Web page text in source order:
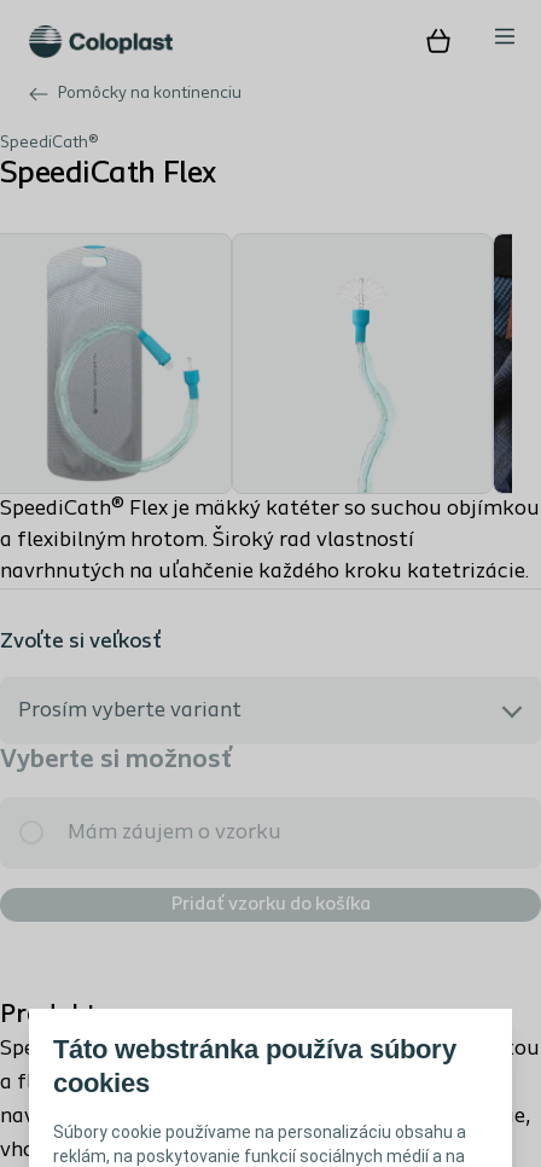
Táto webstránka používa súbory
cookies
Súbory cookie používame na personalizáciu obsahu a
reklám, na poskytovanie funkcií sociálnych médií a na
Pomôcky na kontinenciu
SpeediCath®
SpeediCath Flex
SpeediCath® Flex je mäkký katéter so suchou objímkou
a flexibilným hrotom. Široký rad vlastností
navrhnutých na uľahčenie každého kroku katetrizácie.
Zvoľte si veľkosť
Prosím vyberte variant
289220 - CH 12 | ŠUKL kód: B98011
289240 - CH 14 | ŠUKL kód: B98011
Vyberte si možnosť
Mám záujem o vzorku
Pridať vzorku do košíka
Produkt
SpeediCath® Flex je mäkký katéter so suchou objímkou
a flexibilným hrotom. Široký rad vlastností
navrhnutých na uľahčenie každého kroku katetrizácie,
vhodný pre normálnu aj komplexnejšiu mužskú